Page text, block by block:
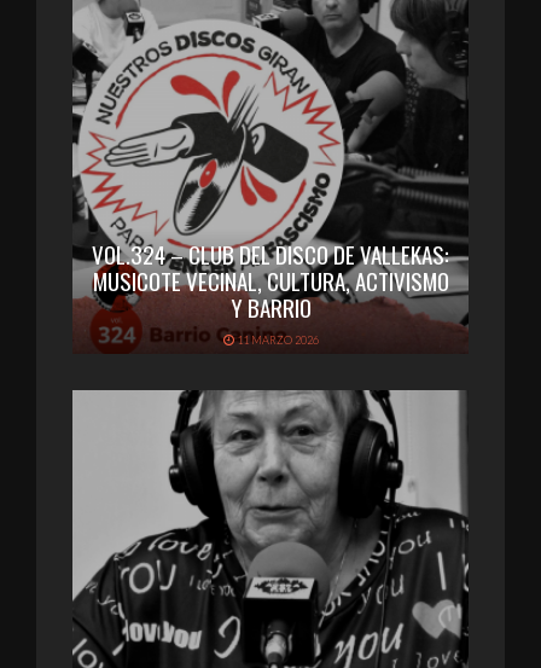
VOL.324 – CLUB DEL DISCO DE VALLEKAS:
MUSICOTE VECINAL, CULTURA, ACTIVISMO
Y BARRIO
11 MARZO 2026